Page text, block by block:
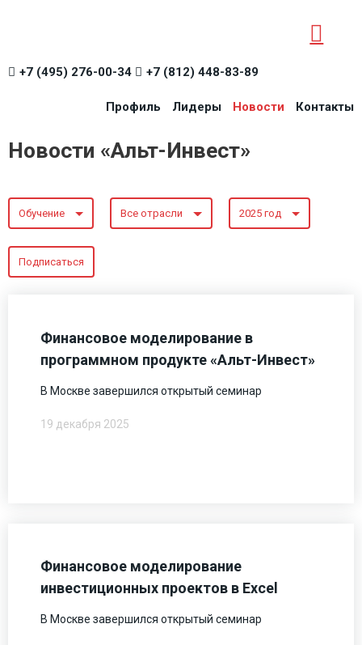
+7 (495) 276-00-34 +7 (812) 448-83-89
Профиль Лидеры Новости Контакты
Новости «Альт-Инвест»
Обучение Все отрасли 2025 год
Подписаться
Финансовое моделирование в
программном продукте «Альт-Инвест»
В Москве завершился открытый семинар
19 декабря 2025
Финансовое моделирование
инвестиционных проектов в Excel
В Москве завершился открытый семинар